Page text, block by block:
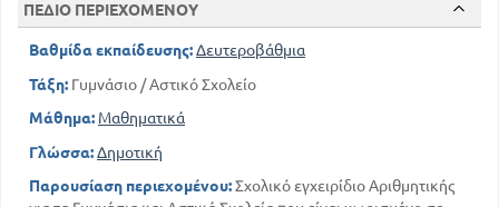
Ιδιότητες των κλασμάτων
121
ΙΙ
Πρόσθεση
Β'. Αφαίρεση
Δ'. Διαίρεση δι' ακεραίου
Ε'. Πολ / σμός αριθμού επί κλάσμα
151
ΠΕΔΙΟ ΠΕΡΙΕΧΟΜΕΝΟΥ
Βαθμίδα εκπαίδευσης:Δευτεροβάθμια
Τάξη: Γυμνάσιο / Αστικό Σχολείο
Μάθημα: Μαθηματικά
Γλώσσα:Δημοτική
Παρουσίαση περιεχομένου:Σχολικό εγχειρίδιο Αριθμητικής